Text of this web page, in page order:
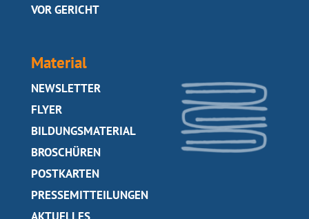
SEITE
VOR GERICHT
Material
SEITE
NEWSLETTER
SEITE
FLYER
SEITE
BILDUNGSMATERIAL
SEITE
BROSCHÜREN
SEITE
POSTKARTEN
SEITE
PRESSEMITTEILUNGEN
SEITE